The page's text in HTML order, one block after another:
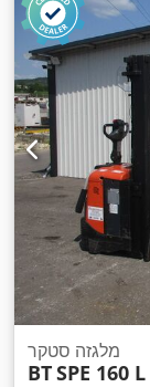
מלגזה סטקר
BTSPE 160